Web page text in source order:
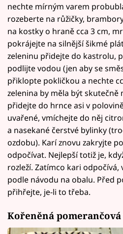
nechte mírným varem
rozeberte na růžičky,
na kostky o hraně cca 3 cm,
pokrájejte na silnější šikmé
zeleninu přidejte do kastrolu,
podlijte vodou (jen aby se
přiklopte pokličkou a nechte
zelenina by měla být skutečně
přidejte do hrnce asi v
uvařené, vmíchejte do něj
a nasekané čerstvé bylinky
ozdobu). Karí znovu zakryjte
odpočívat. Nejlepší totiž je,
rozleží. Zatímco kari odpočívá,
podle návodu na obalu. Před
přihřejte, je-li to třeba.
Kořeněná